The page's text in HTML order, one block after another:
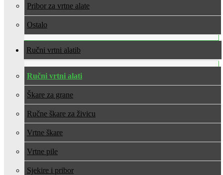
Pribor za vrtne alate
Ostalo
Ručni vrtni alati
Ručni vrtni alati
Škare za grane
Ručne škare za živicu
Vrtne škare
Vrtne pile
Sjekire i pribor